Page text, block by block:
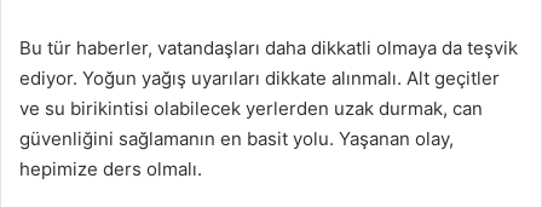
Bu tür haberler, vatandaşları daha dikkatli olmaya da teşvik
ediyor. Yoğun yağış uyarıları dikkate alınmalı. Alt geçitler
ve su birikintisi olabilecek yerlerden uzak durmak, can
güvenliğini sağlamanın en basit yolu. Yaşanan olay,
hepimize ders olmalı.